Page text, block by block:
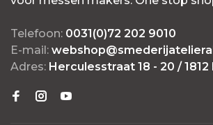
Telefoon: 0031(0)72 202 9010
E-mail:
Adres: Herculesstraat 18 - 20 / 1812